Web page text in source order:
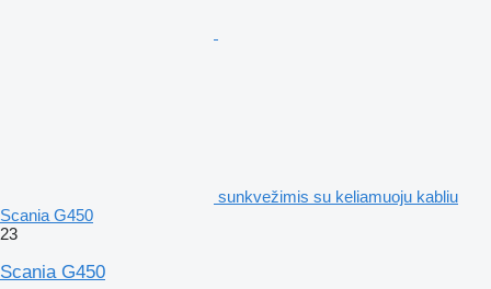
sunkvežimis su keliamuoju kabliu
Scania G450
23
Scania G450